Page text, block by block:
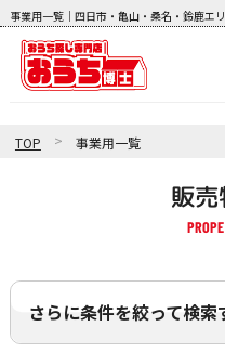
TOP > 事業用一覧
販
さらに条件を絞って検索